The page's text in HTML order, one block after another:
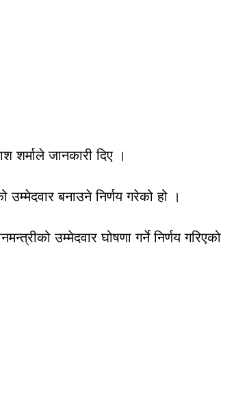
शर्माले जानकारी दिए ।
उम्मेदवार बनाउने निर्णय गरेको हो ।
उम्मेदवार घोषणा गर्ने निर्णय गरिएको